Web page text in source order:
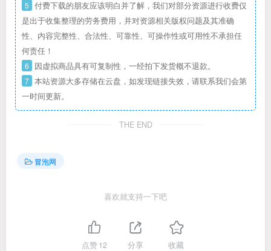
5 付费下载的朋友应该明白并了解，我们对部分资源进行收费仅
是出于收集整理的劳务费用，并对资源相关版权问题及其准确
性、内容完整性、合法性、可靠性、可操作性或可用性不承担任
何责任！
6 因虚拟商品具有可复制性，一经拍下发货概不退款。
7 本站资源大多存储在云盘，如发现链接失效，请联系我们会第
一时间更新。
THE END
冒泡网
喜欢就支持一下吧
点赞12 分享 收藏